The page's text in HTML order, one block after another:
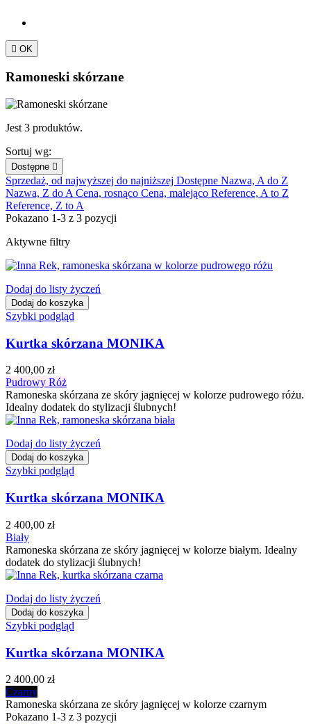
 OK
Ramoneski skórzane
Jest 3 produktów.
Sortuj wg:
Dostępne 
Sprzedaż, od najwyższej do najniższej Dostępne Nazwa, A do Z
Nazwa, Z do A Cena, rosnąco Cena, malejąco Reference, A to Z
Reference, Z to A
Pokazano 1-3 z 3 pozycji
Aktywne filtry
Dodaj do listy życzeń
Dodaj do koszyka
Szybki podgląd
Kurtka skórzana MONIKA
2 400,00 zł
Pudrowy Róż
Ramoneska skórzana ze skóry jagnięcej w kolorze pudrowego różu.
Idealny dodatek do stylizacji ślubnych!
Dodaj do listy życzeń
Dodaj do koszyka
Szybki podgląd
Kurtka skórzana MONIKA
2 400,00 zł
Biały
Ramoneska skórzana ze skóry jagnięcej w kolorze białym. Idealny
dodatek do stylizacji ślubnych!
Dodaj do listy życzeń
Dodaj do koszyka
Szybki podgląd
Kurtka skórzana MONIKA
2 400,00 zł
Czarny
Ramoneska skórzana ze skóry jagnięcej w kolorze czarnym
Pokazano 1-3 z 3 pozycji